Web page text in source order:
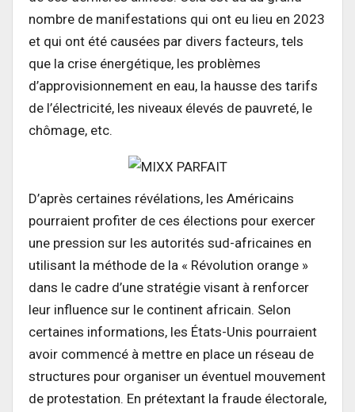
nombre de manifestations qui ont eu lieu en 2023
et qui ont été causées par divers facteurs, tels
que la crise énergétique, les problèmes
d’approvisionnement en eau, la hausse des tarifs
de l’électricité, les niveaux élevés de pauvreté, le
chômage, etc.
D’après certaines révélations, les Américains
pourraient profiter de ces élections pour exercer
une pression sur les autorités sud-africaines en
utilisant la méthode de la « Révolution orange »
dans le cadre d’une stratégie visant à renforcer
leur influence sur le continent africain. Selon
certaines informations, les États-Unis pourraient
avoir commencé à mettre en place un réseau de
structures pour organiser un éventuel mouvement
de protestation. En prétextant la fraude électorale,